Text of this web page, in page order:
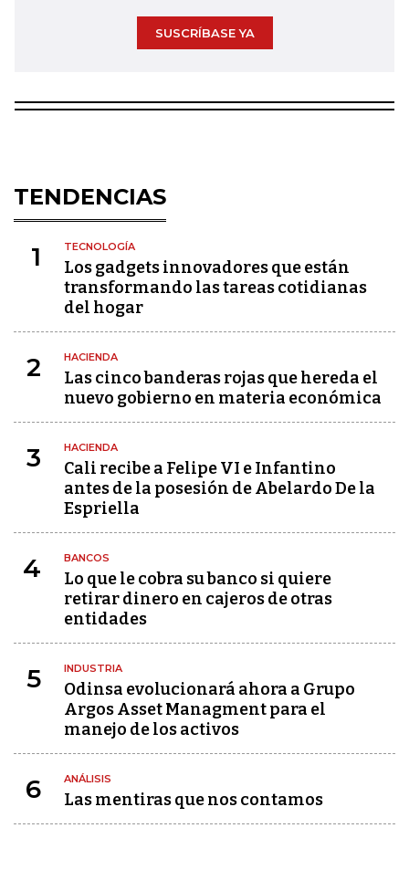
SUSCRÍBASE YA
TENDENCIAS
1 TECNOLOGÍA
Los gadgets innovadores que están
transformando las tareas cotidianas
del hogar
2 HACIENDA
Las cinco banderas rojas que hereda el
nuevo gobierno en materia económica
3 HACIENDA
Cali recibe a Felipe VI e Infantino
antes de la posesión de Abelardo De la
Espriella
4 BANCOS
Lo que le cobra su banco si quiere
retirar dinero en cajeros de otras
entidades
5 INDUSTRIA
Odinsa evolucionará ahora a Grupo
Argos Asset Managment para el
manejo de los activos
6 ANÁLISIS
Las mentiras que nos contamos